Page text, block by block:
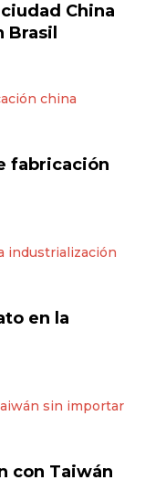
China
Brasil
fabricación
en la
con Taiwán